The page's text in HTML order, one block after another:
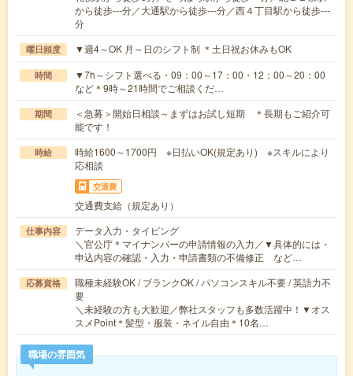
から徒歩---分／大通駅から徒歩---分／西４丁目駅から徒歩---
分
曜日頻度 ▼週4～OK 月～日のシフト制 ＊土日祝お休みもOK
時間
▼7h～シフト選べる・09：00～17：00・12：00～20：00
など＊9時～21時間でご相談くだ…
期間
＜急募＞開始日相談～まずはお試し短期 ＊長期もご紹介可
能です！
時給
時給1600～1700円 ※日払いOK(規定あり) ※スキルにより
応相談
交通費
交通費支給（規定あり）
仕事内容
データ入力・タイピング
＼官公庁＊マイナンバーの申請情報の入力／▼具体的には・
申込内容の確認・入力・申請書類の不備修正 など…
応募資格
職種未経験OK / ブランクOK / パソコンスキル不要 / 英語力不
要
＼未経験の方も大歓迎／弊社スタッフも多数活躍中！▼オス
スメPoint＊髪型・服装・ネイル自由＊10名…
職場の雰囲気